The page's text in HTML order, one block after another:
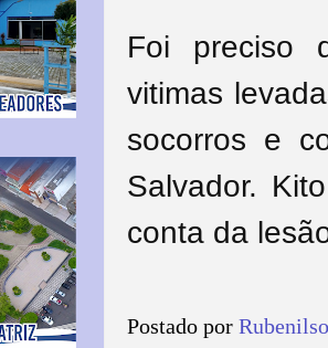
Foi preciso
vitimas
socorros e
Salvador.
conta da
Postado por